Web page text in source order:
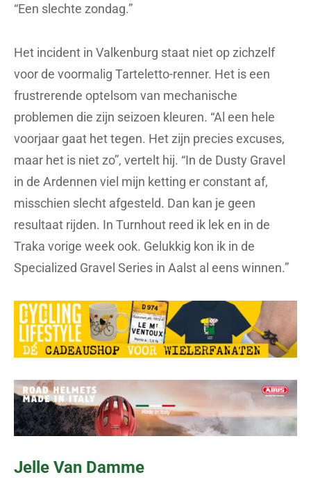
“Een slechte zondag.”
Het incident in Valkenburg staat niet op zichzelf
voor de voormalig Tarteletto-renner. Het is een
frustrerende optelsom van mechanische
problemen die zijn seizoen kleuren. “Al een hele
voorjaar gaat het tegen. Het zijn precies excuses,
maar het is niet zo”, vertelt hij. “In de Dusty Gravel
in de Ardennen viel mijn ketting er constant af,
misschien slecht afgesteld. Dan kan je geen
resultaat rijden. In Turnhout reed ik lek en in de
Traka vorige week ook. Gelukkig kon ik in de
Specialized Gravel Series in Aalst al eens winnen.”
Jelle Van Damme